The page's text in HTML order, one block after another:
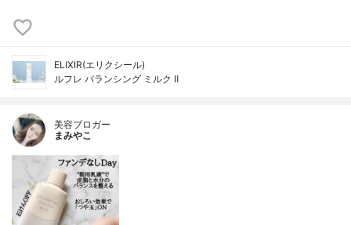
ELIXIR(エリクシール)
ルフレ バランシング ミルク Ⅱ
美容ブロガー
まみやこ